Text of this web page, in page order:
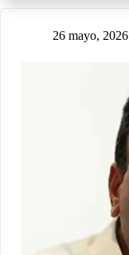
26 mayo, 2026